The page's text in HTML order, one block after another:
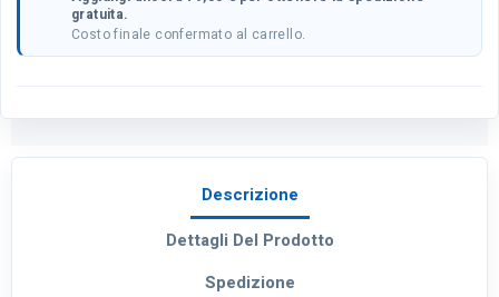
gratuita.
Costo finale confermato al carrello.
Descrizione
Dettagli Del Prodotto
Spedizione